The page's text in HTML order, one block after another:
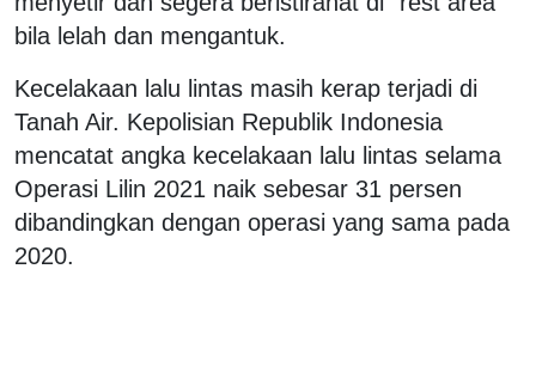
bila lelah dan mengantuk.
Kecelakaan lalu lintas masih kerap terjadi di
Tanah Air. Kepolisian Republik Indonesia
mencatat angka kecelakaan lalu lintas selama
Operasi Lilin 2021 naik sebesar 31 persen
dibandingkan dengan operasi yang sama pada
2020.